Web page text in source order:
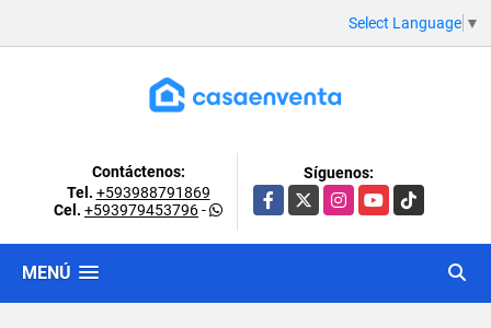
Select Language ▼
Contáctenos:
Tel. +593988791869
Cel. +593979453796-
Síguenos:
Facebook
X InstagramYouTubeTikTok
MENÚ